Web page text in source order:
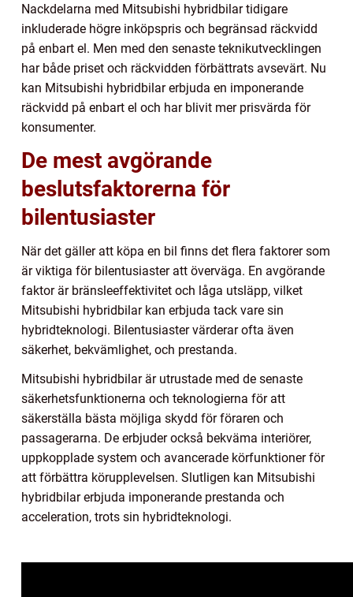
Nackdelarna med Mitsubishi hybridbilar tidigare
inkluderade högre inköpspris och begränsad räckvidd
på enbart el. Men med den senaste teknikutvecklingen
har både priset och räckvidden förbättrats avsevärt. Nu
kan Mitsubishi hybridbilar erbjuda en imponerande
räckvidd på enbart el och har blivit mer prisvärda för
konsumenter.
De mest avgörande
beslutsfaktorerna för
bilentusiaster
När det gäller att köpa en bil finns det flera faktorer som
är viktiga för bilentusiaster att överväga. En avgörande
faktor är bränsleeffektivitet och låga utsläpp, vilket
Mitsubishi hybridbilar kan erbjuda tack vare sin
hybridteknologi. Bilentusiaster värderar ofta även
säkerhet, bekvämlighet, och prestanda.
Mitsubishi hybridbilar är utrustade med de senaste
säkerhetsfunktionerna och teknologierna för att
säkerställa bästa möjliga skydd för föraren och
passagerarna. De erbjuder också bekväma interiörer,
uppkopplade system och avancerade körfunktioner för
att förbättra körupplevelsen. Slutligen kan Mitsubishi
hybridbilar erbjuda imponerande prestanda och
acceleration, trots sin hybridteknologi.